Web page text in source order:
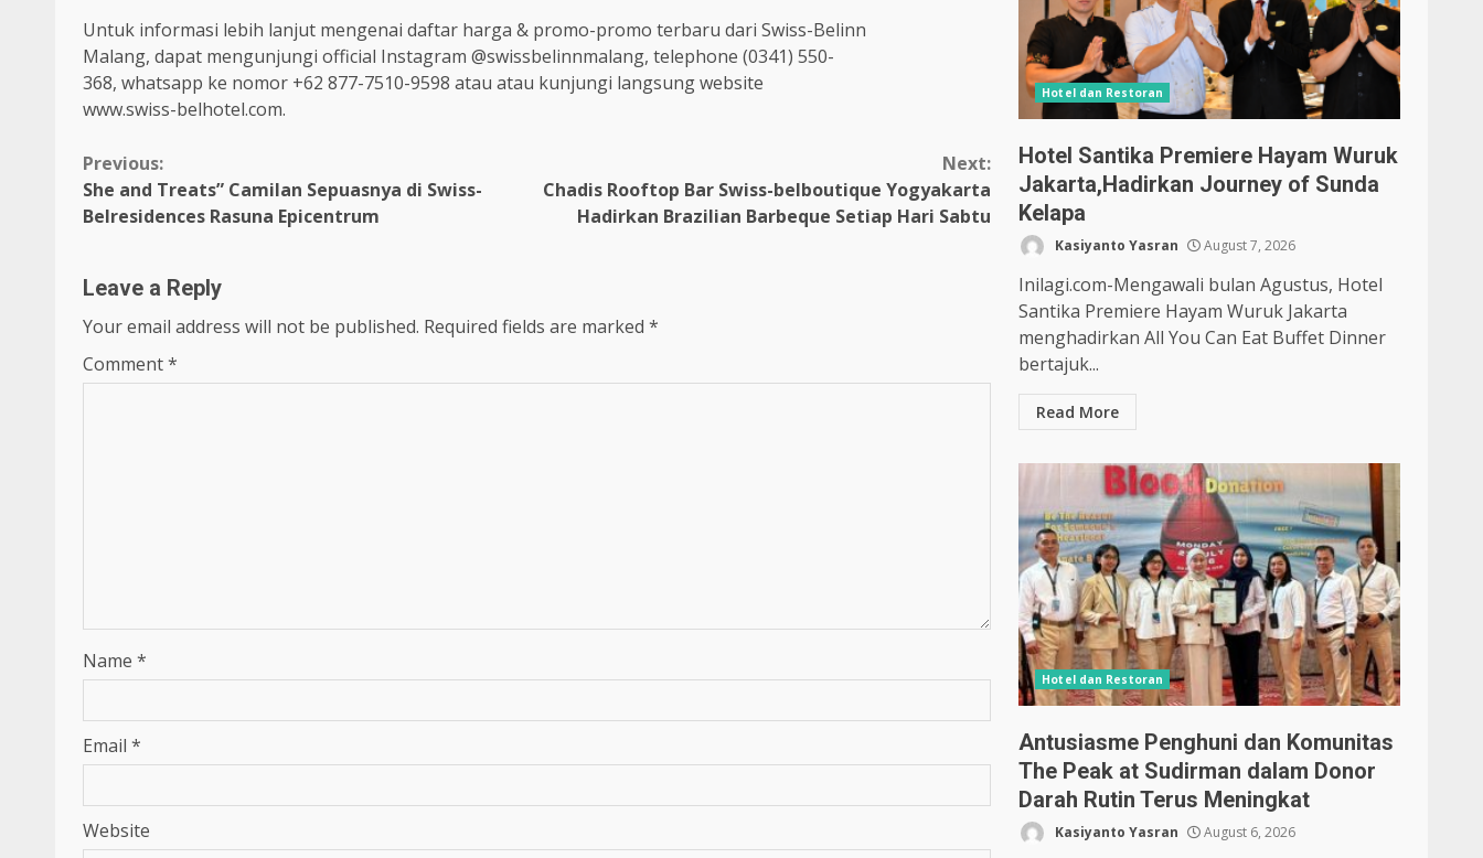
Untuk informasi lebih lanjut mengenai daftar harga & promo-promo terbaru dari Swiss-Belinn
Malang, dapat mengunjungi official Instagram @swissbelinnmalang, telephone (0341) 550-
368, whatsapp ke nomor +62 877-7510-9598 atau atau kunjungi langsung website
www.swiss-belhotel.com.
Continue
Reading
Previous:
She and Treats” Camilan Sepuasnya di Swiss-
Belresidences Rasuna Epicentrum
Next:
Chadis Rooftop Bar Swiss-belboutique Yogyakarta
Hadirkan Brazilian Barbeque Setiap Hari Sabtu
Leave a Reply
Your email address will not be published. Required fields are marked *
Comment*
Name *
Email *
Website
Hotel dan Restoran
Hotel Santika Premiere Hayam Wuruk
Jakarta,Hadirkan Journey of Sunda
Kelapa
Kasiyanto Yasran August 7, 2026
Inilagi.com-Mengawali bulan Agustus, Hotel
Santika Premiere Hayam Wuruk Jakarta
menghadirkan All You Can Eat Buffet Dinner
bertajuk...
Read More
Hotel dan Restoran
Antusiasme Penghuni dan Komunitas
The Peak at Sudirman dalam Donor
Darah Rutin Terus Meningkat
Kasiyanto Yasran August 6, 2026